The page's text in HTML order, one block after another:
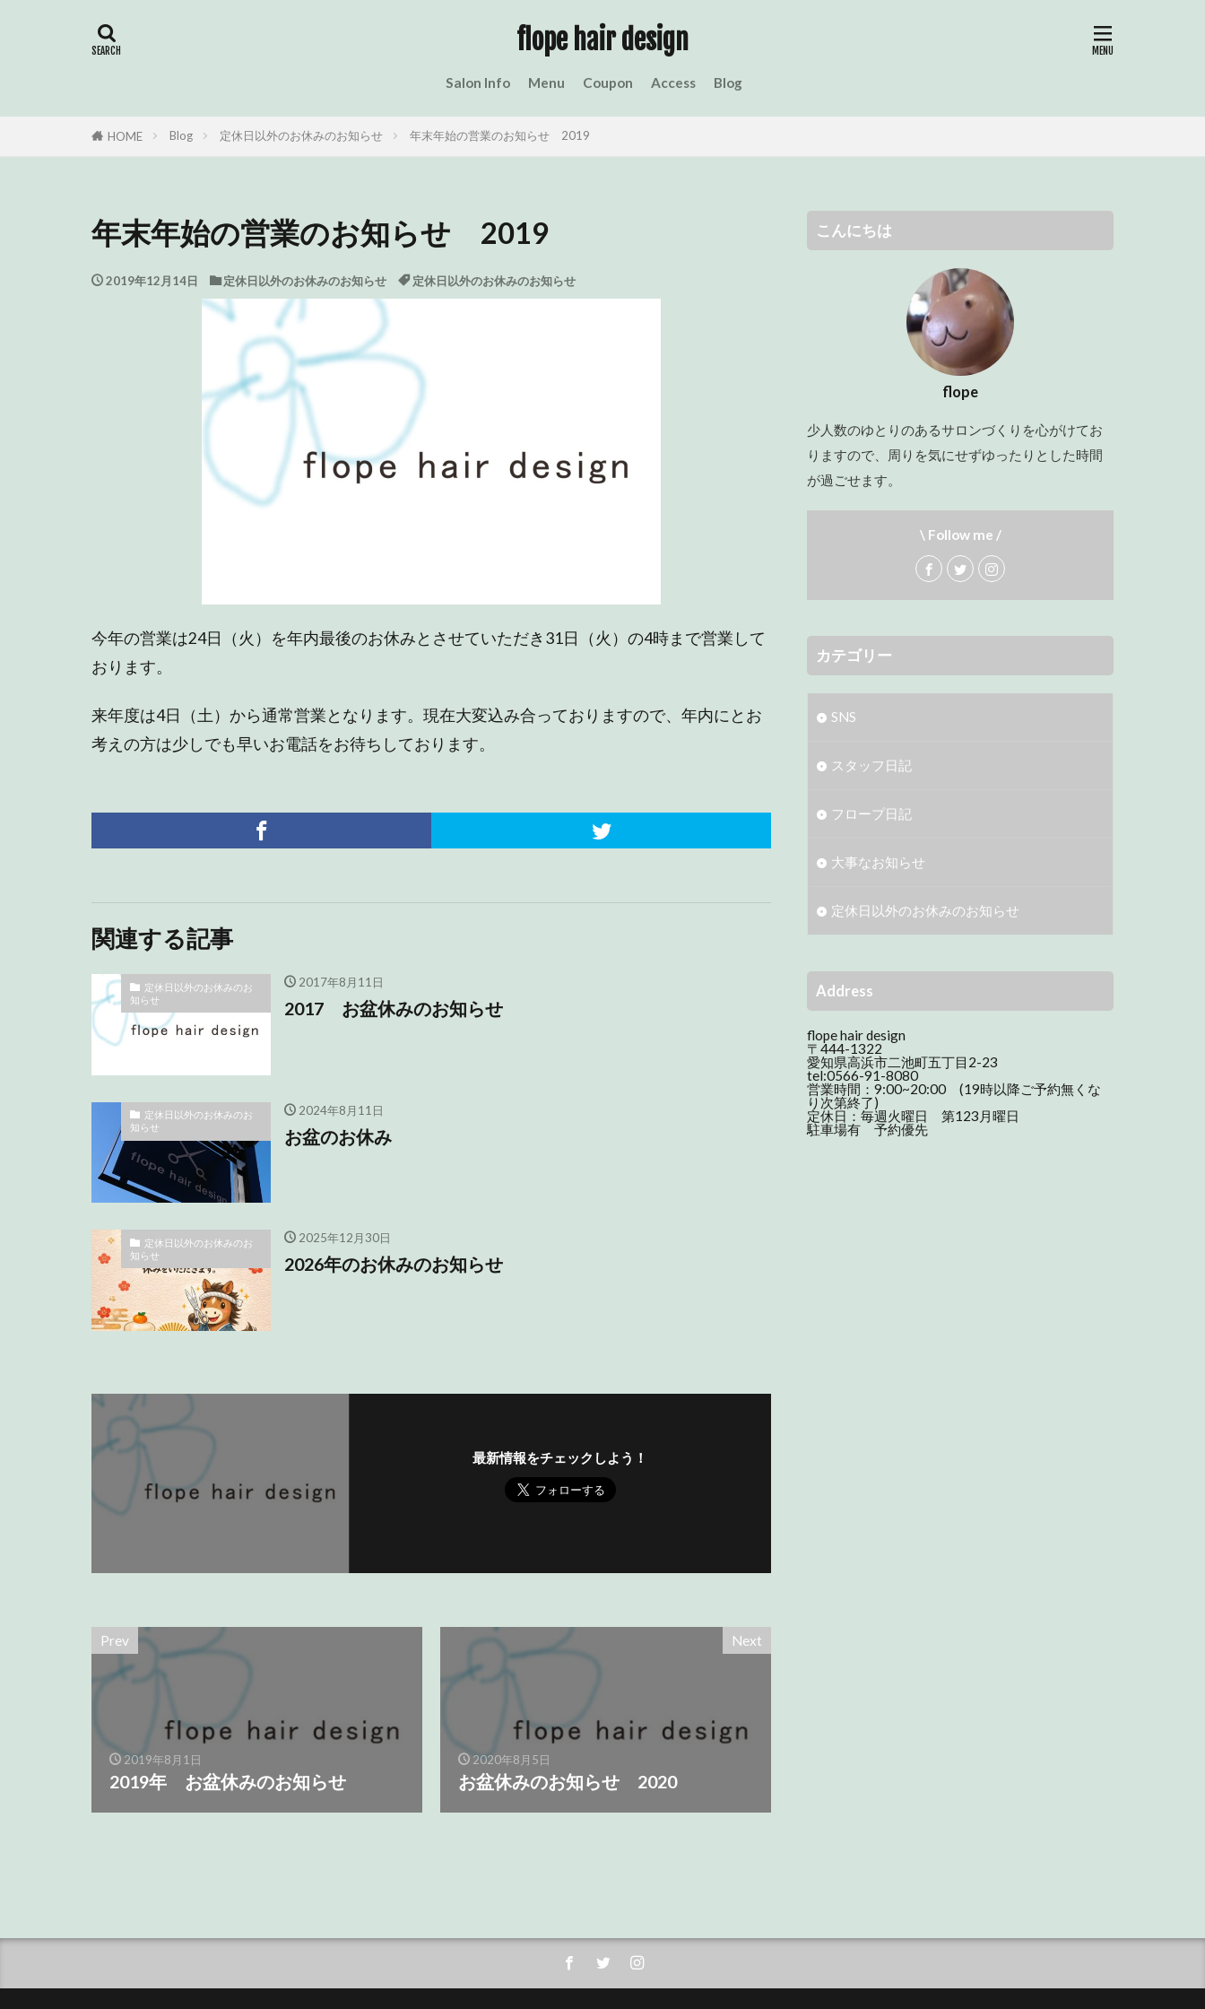
flope hair design
Salon Info Menu Coupon Access Blog
HOME Blog 定休日以外のお休みのお知らせ 年末年始の営業のお知らせ 2019
年末年始の営業のお知らせ 2019
2019年12月14日 定休日以外のお休みのお知らせ 定休日以外のお休みのお知らせ
今年の営業は24日（火）を年内最後のお休みとさせていただき31日（火）の4時まで営業して
おります。
来年度は4日（土）から通常営業となります。現在大変込み合っておりますので、年内にとお
考えの方は少しでも早いお電話をお待ちしております。
関連する記事
定休日以外のお休みのお
知らせ
2017年8月11日
2017 お盆休みのお知らせ
定休日以外のお休みのお
知らせ
2024年8月11日
お盆のお休み
定休日以外のお休みのお
知らせ
2025年12月30日
2026年のお休みのお知らせ
最新情報をチェックしよう！
Prev
2019年8月1日
2019年 お盆休みのお知らせ
Next
2020年8月5日
お盆休みのお知らせ 2020
こんにちは
flope
少人数のゆとりのあるサロンづくりを心がけてお
りますので、周りを気にせずゆったりとした時間
が過ごせます。
\ Follow me /
カテゴリー
SNS
スタッフ日記
フロープ日記
大事なお知らせ
定休日以外のお休みのお知らせ
Address
flope hair design
〒444-1322
愛知県高浜市二池町五丁目2-23
tel:0566-91-8080
営業時間：9:00~20:00 (19時以降ご予約無くな
り次第終了)
定休日：毎週火曜日 第123月曜日
駐車場有 予約優先
定休日以外のお休みのお知らせ フロープ日記